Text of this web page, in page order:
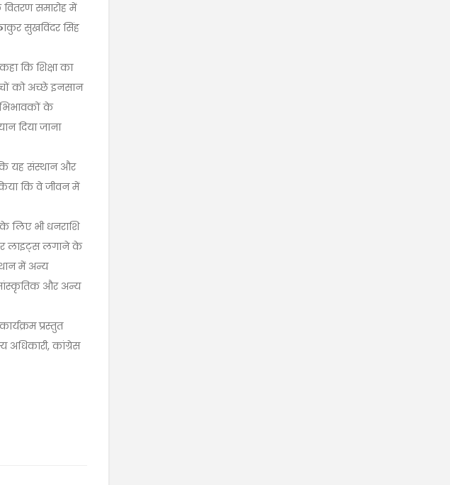
वितरण समारोह में
सुखविंदर सिंह
कि शिक्षा का
को अच्छे इनसान
के
दिया जाना
यह संस्थान और
कि वे जीवन में
लिए भी धनराशि
लाइट्स लगाने के
में अन्य
और अन्य
प्रस्तुत
अधिकारी, कांग्रेस